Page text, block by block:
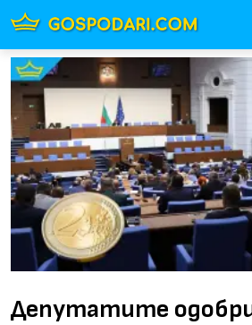
Депутатите